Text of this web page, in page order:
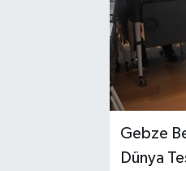
Gebze
Dünya